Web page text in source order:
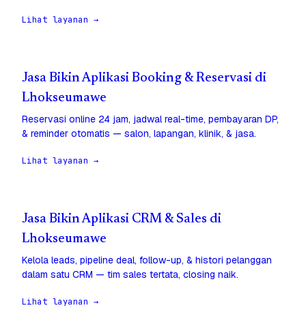
Lihat layanan →
Jasa Bikin Aplikasi Booking & Reservasi di
Lhokseumawe
Reservasi online 24 jam, jadwal real-time, pembayaran DP,
& reminder otomatis — salon, lapangan, klinik, & jasa.
Lihat layanan →
Jasa Bikin Aplikasi CRM & Sales di
Lhokseumawe
Kelola leads, pipeline deal, follow-up, & histori pelanggan
dalam satu CRM — tim sales tertata, closing naik.
Lihat layanan →